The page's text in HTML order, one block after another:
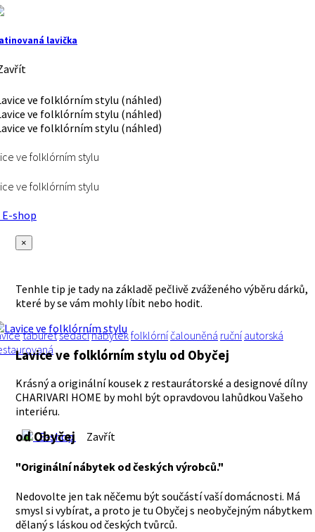
lavička
ve folklórním stylu
ve folklórním stylu
shop
×
Tenhle tip je tady na základě pečlivě zváženého výběru dárků,
které by se vám mohly líbit nebo hodit.
taburetsedacínábytekfolklórníčalouněná ruční autorská
Lavice ve folklórním stylu od Obyčej
Krásný a originální kousek z restaurátorské a designové dílny
CHARIVARI HOME by mohl být opravdovou lahůdkou Vašeho
interiéru.
E-shop
Zavřít
od Obyčej
"Originální nábytek od českých výrobců."
Nedovolte jen tak něčemu být součástí vaší domácnosti. Má
smysl si vybírat, a proto je tu Obyčej s neobyčejným nábytkem
dělaný s láskou od českých tvůrců.